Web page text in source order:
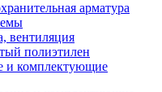
арматура
вентиляция
полиэтилен
и комплектующие